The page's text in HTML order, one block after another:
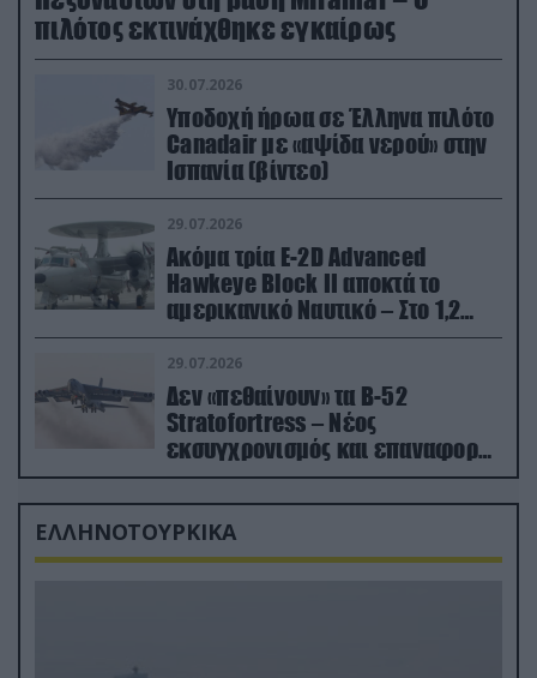
πιλότος εκτινάχθηκε εγκαίρως
30.07.2026
Υποδοχή ήρωα σε Έλληνα πιλότο
Canadair με «αψίδα νερού» στην
Ισπανία (βίντεο)
29.07.2026
Ακόμα τρία E-2D Advanced
Hawkeye Block II αποκτά το
αμερικανικό Ναυτικό – Στο 1,2
δισ.δολάρια το κόστος
29.07.2026
Δεν «πεθαίνουν» τα Β-52
Stratofortress – Νέος
εκσυγχρονισμός και επαναφορά
από τα «νεκροταφεία»
ΕΛΛΗΝΟΤΟΥΡΚΙΚΑ